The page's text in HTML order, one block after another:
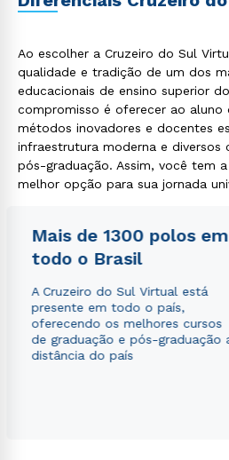
Ao escolher a Cruzeiro do Sul
qualidade e tradição de um dos
educacionais de ensino superior
compromisso é oferecer ao aluno
métodos inovadores e docentes
infraestrutura moderna e diversos
pós-graduação. Assim, você tem
melhor opção para sua jornada
Mais de 1300 polos em
todo o Brasil
A Cruzeiro do Sul Virtual está
presente em todo o país,
oferecendo os melhores cursos
de graduação e pós-graduação
distância do país